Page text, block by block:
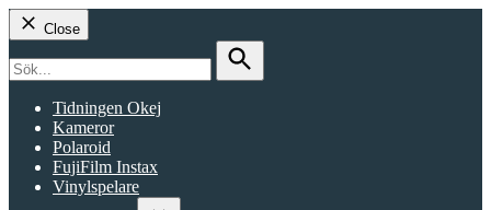
Close
for:
Search
Tidningen Okej
Kameror
Polaroid
FujiFilm Instax
Vinylspelare